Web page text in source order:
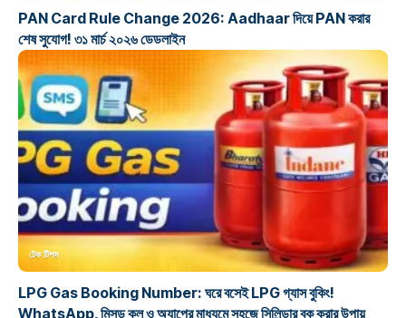
PAN Card Rule Change 2026: Aadhaar দিয়ে PAN করার
শেষ সুযোগ! ৩১ মার্চ ২০২৬ ডেডলাইন
টেক টিপস
LPG Gas Booking Number: ঘরে বসেই LPG গ্যাস বুকিং!
WhatsApp, মিসড কল ও অ্যাপের মাধ্যমে সহজে সিলিন্ডার বুক করার উপায়